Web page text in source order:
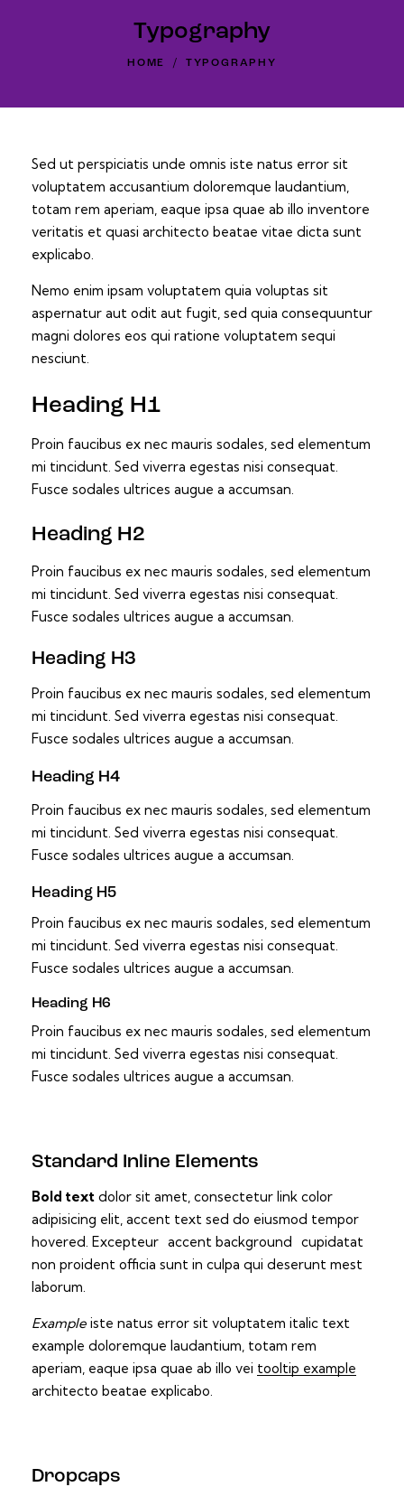
Typography
HOME TYPOGRAPHY
Sed ut perspiciatis unde omnis iste natus error sit
voluptatem accusantium doloremque laudantium,
totam rem aperiam, eaque ipsa quae ab illo inventore
veritatis et quasi architecto beatae vitae dicta sunt
explicabo.
Nemo enim ipsam voluptatem quia voluptas sit
aspernatur aut odit aut fugit, sed quia consequuntur
magni dolores eos qui ratione voluptatem sequi
nesciunt.
Heading H1
Proin faucibus ex nec mauris sodales, sed elementum
mi tincidunt. Sed viverra egestas nisi consequat.
Fusce sodales ultrices augue a accumsan.
Heading H2
Proin faucibus ex nec mauris sodales, sed elementum
mi tincidunt. Sed viverra egestas nisi consequat.
Fusce sodales ultrices augue a accumsan.
Heading H3
Proin faucibus ex nec mauris sodales, sed elementum
mi tincidunt. Sed viverra egestas nisi consequat.
Fusce sodales ultrices augue a accumsan.
Heading H4
Proin faucibus ex nec mauris sodales, sed elementum
mi tincidunt. Sed viverra egestas nisi consequat.
Fusce sodales ultrices augue a accumsan.
Heading H5
Proin faucibus ex nec mauris sodales, sed elementum
mi tincidunt. Sed viverra egestas nisi consequat.
Fusce sodales ultrices augue a accumsan.
Heading H6
Proin faucibus ex nec mauris sodales, sed elementum
mi tincidunt. Sed viverra egestas nisi consequat.
Fusce sodales ultrices augue a accumsan.
Standard Inline Elements
Bold text dolor sit amet, consectetur link color
adipisicing elit, accent text sed do eiusmod tempor
hovered. Excepteur accent background cupidatat
non proident officia sunt in culpa qui deserunt mest
laborum.
Example iste natus error sit voluptatem italic text
example doloremque laudantium, totam rem
aperiam, eaque ipsa quae ab illo vei tooltip example
architecto beatae explicabo.
Dropcaps